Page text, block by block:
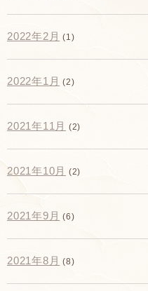
2022年2月 (1)
2022年1月 (2)
2021年11月 (2)
2021年10月 (2)
2021年9月 (6)
2021年8月 (8)